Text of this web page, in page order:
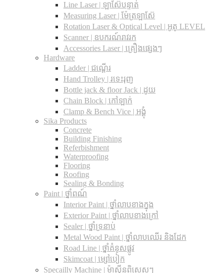
Line Laser | ឡាស៊ែបន្ទាត់
Measuring Laser | ម៉ែត្រឡាស៊ែ
Rotation Laser & Optical Level | អូតូ LEVEL
Scanner | ឧបករណ៍រាវរក
Accessories Laser | គ្រឿងផ្សេងៗ
Hardware
Ladder | ជណ្តើរ
Hand Trolley | រទេះរុញ
Bottle jack & floor Jack​ | ដូយ
Chain Block | កៅឡាក់
Clamp & Bench Vice | អង្គុំ
Sika Products
Concrete
Building Finishing
Referbishment
Waterproofing
Flooring
Roofing
Sealing & Bonding
Paint | ថ្នាំពណ៍
Interior Paint | ថ្នាំលាបខាងក្នុង
Exterior Paint | ថ្នាំលាបខាងក្រៅ
Sealer | ថ្នាំទ្រនាប់
Metal Wood Paint | ថ្នាំលាបឈើរ និងដែក
Road Line | ថ្នាំគំនូសផ្លូវ
Skimcoat | ម្សៅបៀក
Specailly Machine | ម៉ាស៊ីនពិសេសៗ